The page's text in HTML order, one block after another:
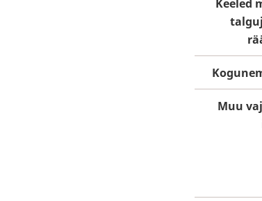
Keeled
Muu